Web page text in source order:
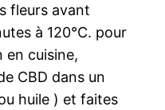
fleurs avant
à 120°C. pour
en cuisine,
CBD dans un
huile ) et faites